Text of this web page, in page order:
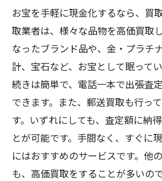
お宝を手軽に現金化するなら、買
取業者は、様々な品物を高価買取
なったブランド品や、金・プラチ
計、宝石など、お宝として眠って
続きは簡単で、電話一本で出張査
できます。また、郵送買取も行っ
す。いずれにしても、査定額に納
とが可能です。手間なく、すぐに
にはおすすめのサービスです。他
も、高価買取をすることが多いの